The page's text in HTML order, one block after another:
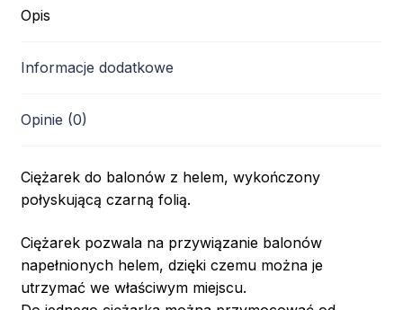
Opis
Informacje dodatkowe
Opinie (0)
Ciężarek do balonów z helem, wykończony
połyskującą czarną folią.
Ciężarek pozwala na przywiązanie balonów
napełnionych helem, dzięki czemu można je
utrzymać we właściwym miejscu.